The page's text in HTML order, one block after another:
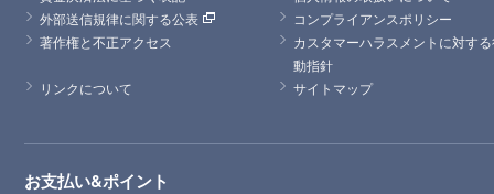
外部送信規律に関する公表
コンプライアンスポリシー
著作権と不正アクセス
カスタマーハラスメントに対す
動指針
リンクについて
サイトマップ
お支払い&ポイント